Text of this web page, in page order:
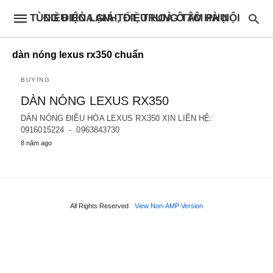
ĐIỀU HÒA GIÁ TỐT, TRUNG TÂM PHỤ TÙNG ĐIỆN LẠNH, ĐIỀU HOÀ Ô TÔ HÀ NỘI
dàn nóng lexus rx350 chuẩn
BUYING
DÀN NÓNG LEXUS RX350
DÀN NÓNG ĐIỀU HÒA LEXUS RX350 XỊN LIÊN HỆ:
0916015224 - 0963843730
8 năm ago
All Rights Reserved View Non-AMP Version